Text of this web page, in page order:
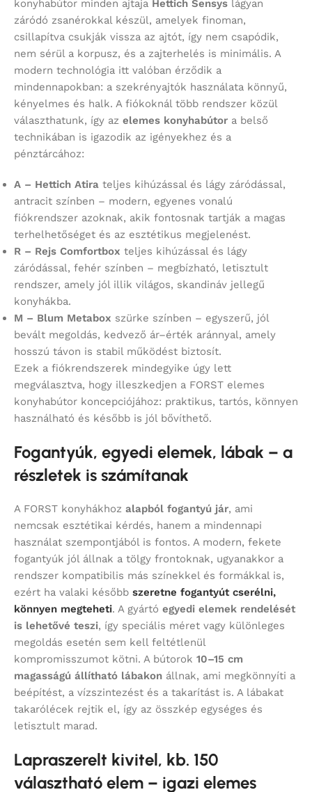
konyhabútor minden ajtaja Hettich Sensys lágyan
záródó zsanérokkal készül, amelyek finoman,
csillapítva csukják vissza az ajtót, így nem csapódik,
nem sérül a korpusz, és a zajterhelés is minimális. A
modern technológia itt valóban érződik a
mindennapokban: a szekrényajtók használata könnyű,
kényelmes és halk. A fiókoknál több rendszer közül
választhatunk, így az elemes konyhabútor a belső
technikában is igazodik az igényekhez és a
pénztárcához:
A – Hettich Atira teljes kihúzással és lágy záródással,
antracit színben – modern, egyenes vonalú
fiókrendszer azoknak, akik fontosnak tartják a magas
terhelhetőséget és az esztétikus megjelenést.
R – Rejs Comfortbox teljes kihúzással és lágy
záródással, fehér színben – megbízható, letisztult
rendszer, amely jól illik világos, skandináv jellegű
konyhákba.
M – Blum Metabox szürke színben – egyszerű, jól
bevált megoldás, kedvező ár–érték aránnyal, amely
hosszú távon is stabil működést biztosít.
Ezek a fiókrendszerek mindegyike úgy lett
megválasztva, hogy illeszkedjen a FORST elemes
konyhabútor koncepciójához: praktikus, tartós, könnyen
használható és később is jól bővíthető.
Fogantyúk, egyedi elemek, lábak – a
részletek is számítanak
A FORST konyhákhoz alapból fogantyú jár, ami
nemcsak esztétikai kérdés, hanem a mindennapi
használat szempontjából is fontos. A modern, fekete
fogantyúk jól állnak a tölgy frontoknak, ugyanakkor a
rendszer kompatibilis más színekkel és formákkal is,
ezért ha valaki később szeretne fogantyút cserélni,
könnyen megteheti. A gyártó egyedi elemek rendelését
is lehetővé teszi, így speciális méret vagy különleges
megoldás esetén sem kell feltétlenül
kompromisszumot kötni. A bútorok 10–15 cm
magasságú állítható lábakon állnak, ami megkönnyíti a
beépítést, a vízszintezést és a takarítást is. A lábakat
takarólécek rejtik el, így az összkép egységes és
letisztult marad.
Lapraszerelt kivitel, kb. 150
választható elem – igazi elemes